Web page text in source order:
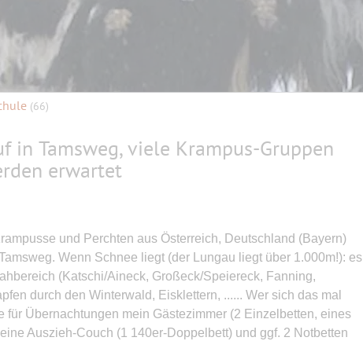
(66)
in Tamsweg, viele Krampus-Gruppen
erwartet
und Perchten aus Österreich, Deutschland (Bayern)
Wenn Schnee liegt (der Lungau liegt über 1.000m!): es
(Katschi/Aineck, Großeck/Speiereck, Fanning,
durch den Winterwald, Eisklettern, ...... Wer sich das mal
für Übernachtungen mein Gästezimmer (2 Einzelbetten, eines
Auszieh-Couch (1 140er-Doppelbett) und ggf. 2 Notbetten